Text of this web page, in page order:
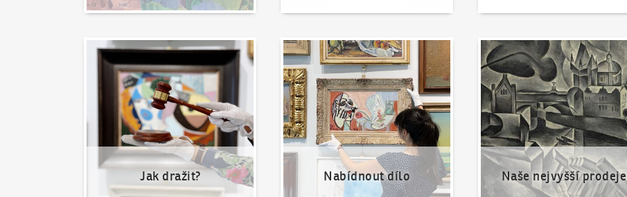
Jak dražit?
Jak dražit?
Nabídnout dílo
Nabídnout dílo
Naše nejvyšší prodeje
Naše nejvyšší prodeje